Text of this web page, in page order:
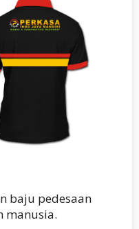
baju pedesaan
manusia.